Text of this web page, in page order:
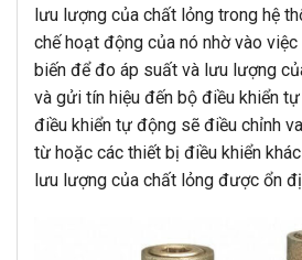
lưu lượng của chất lỏng trong hệ
chế hoạt động của nó nhờ vào
biến để đo áp suất và lưu lượng
và gửi tín hiệu đến bộ điều khiển
điều khiển tự động sẽ điều chỉnh
từ hoặc các thiết bị điều khiển
lưu lượng của chất lỏng được ổn